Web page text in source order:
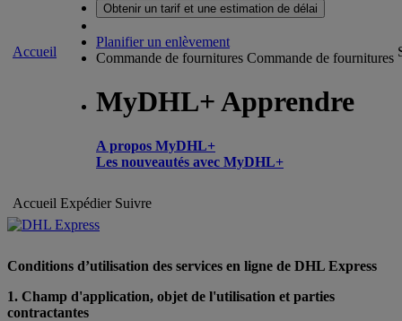
Accueil
Obtenir un tarif et une estimation de délai
Planifier un enlèvement
Commande de fournitures Commande de fournitures
MyDHL+ Apprendre
A propos MyDHL+
Les nouveautés avec MyDHL+
Accueil Expédier Suivre
Conditions d’utilisation des services en ligne de DHL Express
1. Champ d'application, objet de l'utilisation et parties
contractantes